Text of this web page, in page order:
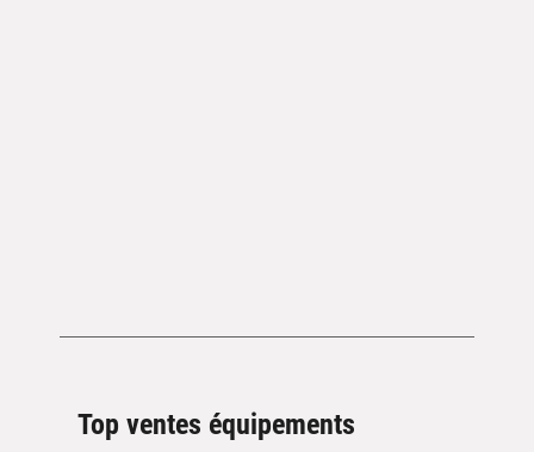
Top ventes équipements